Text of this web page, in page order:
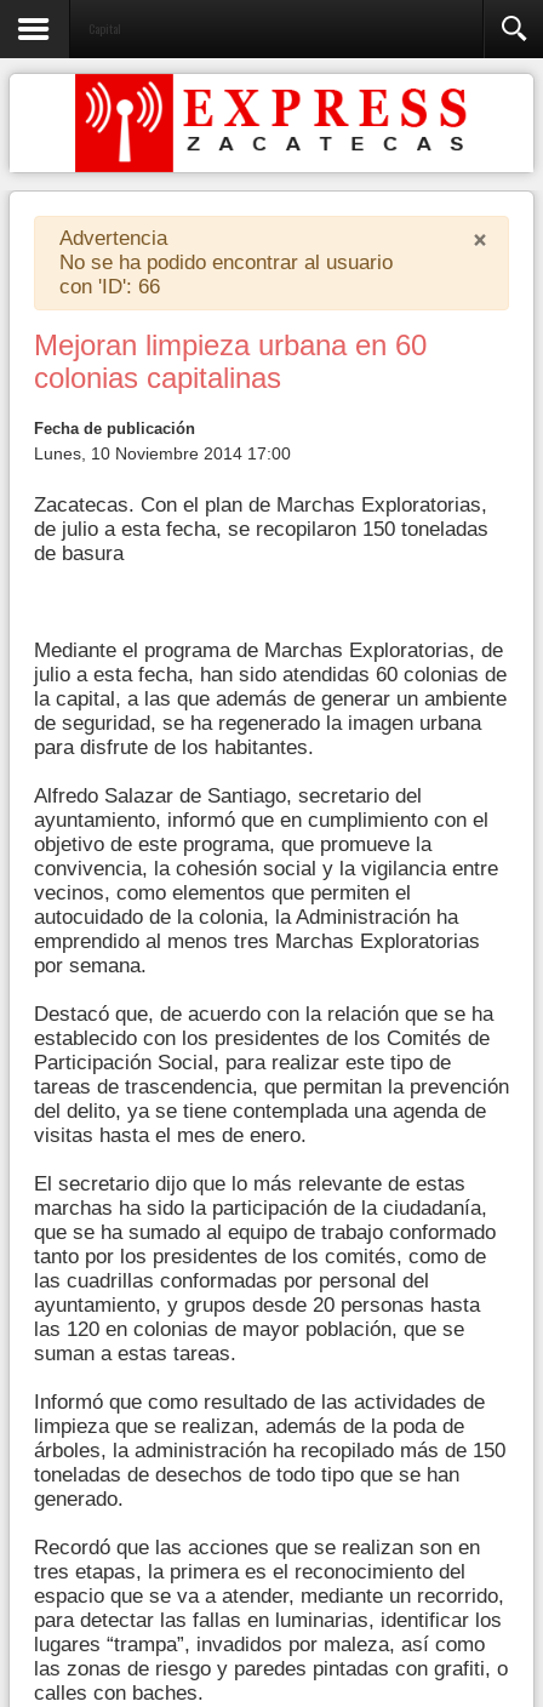
Capital
×
Advertencia
No se ha podido encontrar al usuario
con 'ID': 66
Mejoran limpieza urbana en 60
colonias capitalinas
Fecha de publicación
Lunes, 10 Noviembre 2014 17:00
Zacatecas. Con el plan de Marchas Exploratorias,
de julio a esta fecha, se recopilaron 150 toneladas
de basura
Mediante el programa de Marchas Exploratorias, de
julio a esta fecha, han sido atendidas 60 colonias de
la capital, a las que además de generar un ambiente
de seguridad, se ha regenerado la imagen urbana
para disfrute de los habitantes.
Alfredo Salazar de Santiago, secretario del
ayuntamiento, informó que en cumplimiento con el
objetivo de este programa, que promueve la
convivencia, la cohesión social y la vigilancia entre
vecinos, como elementos que permiten el
autocuidado de la colonia, la Administración ha
emprendido al menos tres Marchas Exploratorias
por semana.
Destacó que, de acuerdo con la relación que se ha
establecido con los presidentes de los Comités de
Participación Social, para realizar este tipo de
tareas de trascendencia, que permitan la prevención
del delito, ya se tiene contemplada una agenda de
visitas hasta el mes de enero.
El secretario dijo que lo más relevante de estas
marchas ha sido la participación de la ciudadanía,
que se ha sumado al equipo de trabajo conformado
tanto por los presidentes de los comités, como de
las cuadrillas conformadas por personal del
ayuntamiento, y grupos desde 20 personas hasta
las 120 en colonias de mayor población, que se
suman a estas tareas.
Informó que como resultado de las actividades de
limpieza que se realizan, además de la poda de
árboles, la administración ha recopilado más de 150
toneladas de desechos de todo tipo que se han
generado.
Recordó que las acciones que se realizan son en
tres etapas, la primera es el reconocimiento del
espacio que se va a atender, mediante un recorrido,
para detectar las fallas en luminarias, identificar los
lugares “trampa”, invadidos por maleza, así como
las zonas de riesgo y paredes pintadas con grafiti, o
calles con baches.